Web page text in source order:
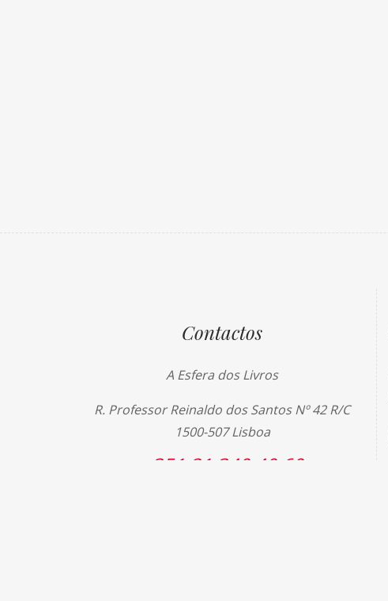
Contactos
A Esfera dos Livros
R. Professor Reinaldo dos Santos Nº 42 R/C
1500-507 Lisboa
+351 21 340 40 60